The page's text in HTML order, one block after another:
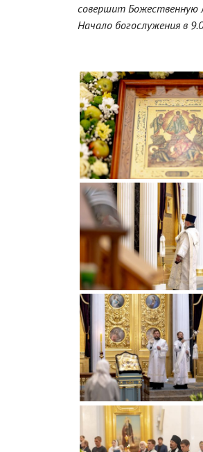
совершит Божественную
Начало богослужения в